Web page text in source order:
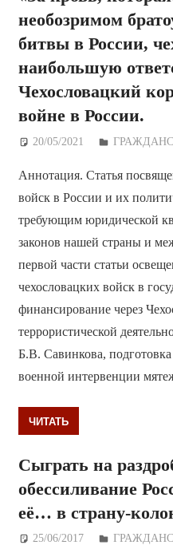
необозримом
битвы в России,
наибольшую
Чехословацкий
войне в России.
20/05/2021 Дежурный
Аннотация. Статья
войск в России и их
требующим юридической
законов нашей страны и
первой части статьи
чехословацких войск в
финансирование через
террористической
Б.В. Савинкова,
военной интервенции
ЧИТАТЬ
Сыграть на
обессиливание
её… в страну-
25/06/2017 Дежурный